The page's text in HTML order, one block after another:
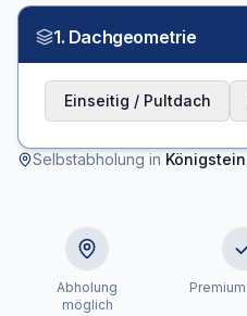
1. Dachgeometrie
Einseitig / Pultdach
Selbstabholung in Königstein
Abholung
möglich